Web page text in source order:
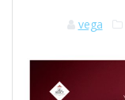
vega